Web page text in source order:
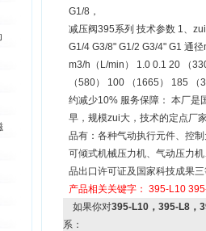
G1/8，
减压阀395系列 技术参数 1、
G1/4 G3/8" G1/2 G3/4" G1 通
m3/h（L/min） 1.0 0.1 20 （
（580） 100 （1665） 185
约减少10% 服务保障： 本厂是
早，规模zui大，技术的定点
品有：各种气动执行元件、控
可倾式机械压力机、气动压力
品出口许可证及国家科技成果
产品相关关键字： 395-L10
如果你对395-L10，395-L8，
系：